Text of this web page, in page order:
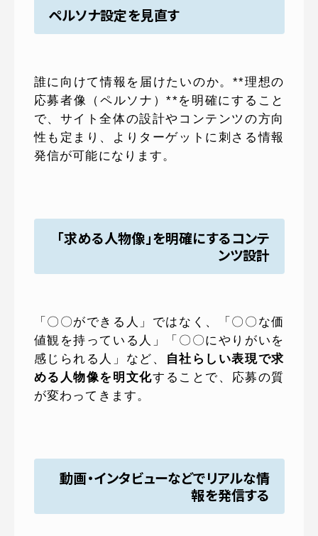
ペルソナ設定を見直す
誰に向けて情報を届けたいのか。**理想の
応募者像（ペルソナ）**を明確にすること
で、サイト全体の設計やコンテンツの方向
性も定まり、よりターゲットに刺さる情報
発信が可能になります。
「求める人物像」を明確にするコンテ
ンツ設計
「〇〇ができる人」ではなく、「〇〇な価
値観を持っている人」「〇〇にやりがいを
感じられる人」など、
自社らしい表現で求
める人物像を明文化することで、応募の質
が変わってきます。
動画・インタビューなどでリアルな情
報を発信する